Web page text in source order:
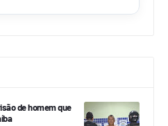
de homem que